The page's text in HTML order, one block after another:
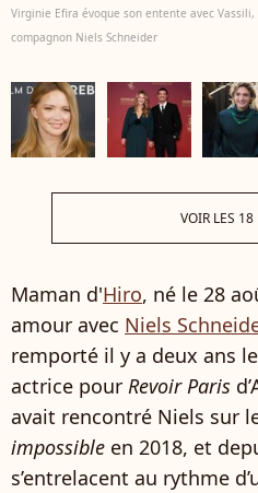
Virginie Efira évoque son entente avec
compagnon Niels Schneider
VOIR LES 18
Maman d'Hiro, né le 28
amour avec Niels
remporté il y a deux ans
actrice pour Revoir Paris
avait rencontré Niels sur
impossible en 2018, et
s’entrelacent au rythme